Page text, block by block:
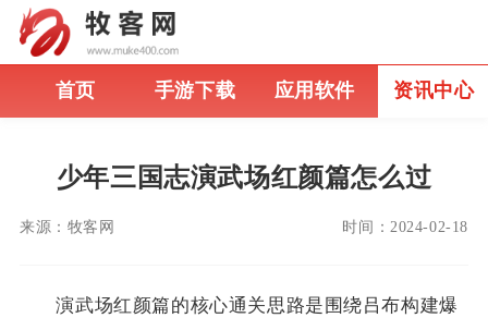
首页 手游下载 应用软件 资讯中心
少年三国志演武场红颜篇怎么过
来源： 牧客网 时间： 2024-02-18
演武场红颜篇的核心通关思路是围绕吕布构建爆